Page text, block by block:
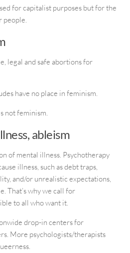
for capitalist purposes but for the
people.
legal and safe abortions for
have no place in feminism.
not feminism.
ableism
of mental illness. Psychotherapy
illness, such as debt traps,
and/or unrealistic expectations,
That’s why we call for
to all who want it.
drop-in centers for
More psychologists/therapists